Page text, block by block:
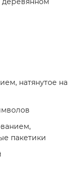
натянутое на
пакетики